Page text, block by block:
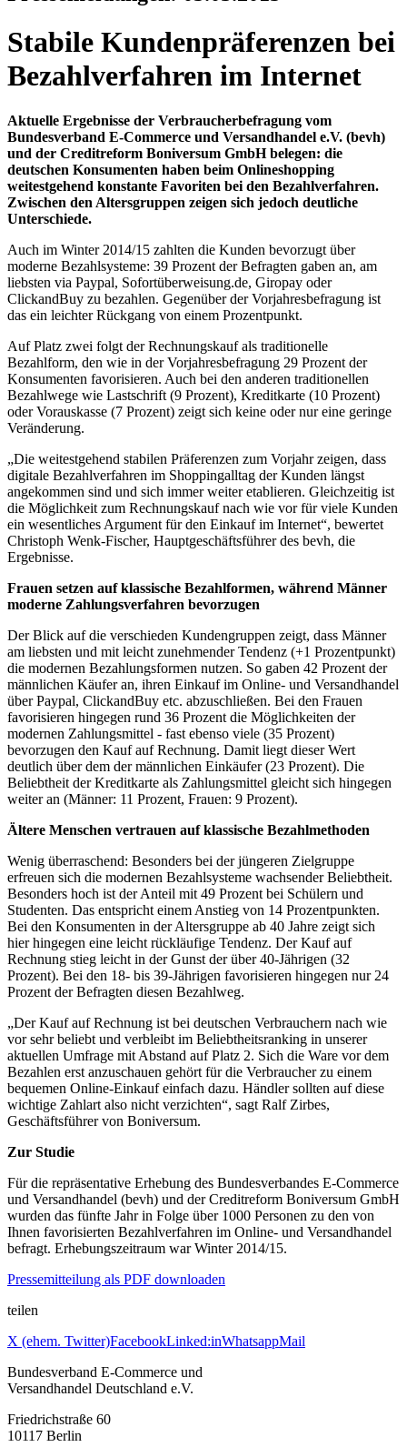
Stabile Kundenpräferenzen bei
Bezahlverfahren im Internet
Aktuelle Ergebnisse der Verbraucherbefragung vom
Bundesverband E-Commerce und Versandhandel e.V. (bevh)
und der Creditreform Boniversum GmbH belegen: die
deutschen Konsumenten haben beim Onlineshopping
weitestgehend konstante Favoriten bei den Bezahlverfahren.
Zwischen den Altersgruppen zeigen sich jedoch deutliche
Unterschiede.
Auch im Winter 2014/15 zahlten die Kunden bevorzugt über
moderne Bezahlsysteme: 39 Prozent der Befragten gaben an, am
liebsten via Paypal, Sofortüberweisung.de, Giropay oder
ClickandBuy zu bezahlen. Gegenüber der Vorjahresbefragung ist
das ein leichter Rückgang von einem Prozentpunkt.
Auf Platz zwei folgt der Rechnungskauf als traditionelle
Bezahlform, den wie in der Vorjahresbefragung 29 Prozent der
Konsumenten favorisieren. Auch bei den anderen traditionellen
Bezahlwege wie Lastschrift (9 Prozent), Kreditkarte (10 Prozent)
oder Vorauskasse (7 Prozent) zeigt sich keine oder nur eine geringe
Veränderung.
„Die weitestgehend stabilen Präferenzen zum Vorjahr zeigen, dass
digitale Bezahlverfahren im Shoppingalltag der Kunden längst
angekommen sind und sich immer weiter etablieren. Gleichzeitig ist
die Möglichkeit zum Rechnungskauf nach wie vor für viele Kunden
ein wesentliches Argument für den Einkauf im Internet“, bewertet
Christoph Wenk-Fischer, Hauptgeschäftsführer des bevh, die
Ergebnisse.
Frauen setzen auf klassische Bezahlformen, während Männer
moderne Zahlungsverfahren bevorzugen
Der Blick auf die verschieden Kundengruppen zeigt, dass Männer
am liebsten und mit leicht zunehmender Tendenz (+1 Prozentpunkt)
die modernen Bezahlungsformen nutzen. So gaben 42 Prozent der
männlichen Käufer an, ihren Einkauf im Online- und Versandhandel
über Paypal, ClickandBuy etc. abzuschließen. Bei den Frauen
favorisieren hingegen rund 36 Prozent die Möglichkeiten der
modernen Zahlungsmittel - fast ebenso viele (35 Prozent)
bevorzugen den Kauf auf Rechnung. Damit liegt dieser Wert
deutlich über dem der männlichen Einkäufer (23 Prozent). Die
Beliebtheit der Kreditkarte als Zahlungsmittel gleicht sich hingegen
weiter an (Männer: 11 Prozent, Frauen: 9 Prozent).
Ältere Menschen vertrauen auf klassische Bezahlmethoden
Wenig überraschend: Besonders bei der jüngeren Zielgruppe
erfreuen sich die modernen Bezahlsysteme wachsender Beliebtheit.
Besonders hoch ist der Anteil mit 49 Prozent bei Schülern und
Studenten. Das entspricht einem Anstieg von 14 Prozentpunkten.
Bei den Konsumenten in der Altersgruppe ab 40 Jahre zeigt sich
hier hingegen eine leicht rückläufige Tendenz. Der Kauf auf
Rechnung stieg leicht in der Gunst der über 40-Jährigen (32
Prozent). Bei den 18- bis 39-Jährigen favorisieren hingegen nur 24
Prozent der Befragten diesen Bezahlweg.
„Der Kauf auf Rechnung ist bei deutschen Verbrauchern nach wie
vor sehr beliebt und verbleibt im Beliebtheitsranking in unserer
aktuellen Umfrage mit Abstand auf Platz 2. Sich die Ware vor dem
Bezahlen erst anzuschauen gehört für die Verbraucher zu einem
bequemen Online-Einkauf einfach dazu. Händler sollten auf diese
wichtige Zahlart also nicht verzichten“, sagt Ralf Zirbes,
Geschäftsführer von Boniversum.
Zur Studie
Für die repräsentative Erhebung des Bundesverbandes E-Commerce
und Versandhandel (bevh) und der Creditreform Boniversum GmbH
wurden das fünfte Jahr in Folge über 1000 Personen zu den von
Ihnen favorisierten Bezahlverfahren im Online- und Versandhandel
befragt. Erhebungszeitraum war Winter 2014/15.
Pressemitteilung als PDF downloaden
teilen
X (ehem. Twitter)FacebookLinked:inWhatsappMail
Bundesverband E-Commerce und
Versandhandel Deutschland e.V.
Friedrichstraße 60
10117 Berlin